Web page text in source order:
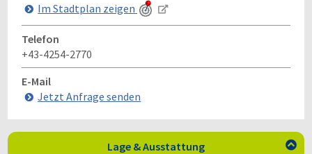
Im Stadtplan zeigen
Telefon
+43-4254-2770
E-Mail
Jetzt Anfrage senden
Lage & Ausstattung 